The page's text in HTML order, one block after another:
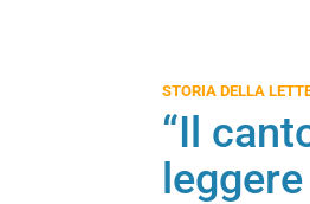
STORIA DELLA
“Il